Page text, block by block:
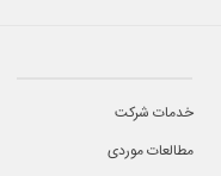
خدمات شرکت
مطالعات موردی